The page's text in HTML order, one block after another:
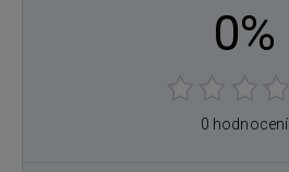
0%
0 hodnocení